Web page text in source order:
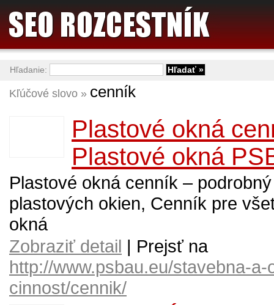
Kľúčové slovo » cenník
Plastové okná
Plastové okná
Plastové okná cenník –
plastových okien, Cenník pre
okná
Zobraziť detail | Prejsť na
http://www.psbau.eu/stavebna-a-
cinnost/cennik/
Hľadanie: